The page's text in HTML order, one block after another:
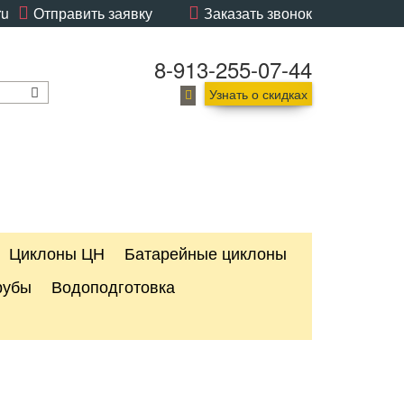
Заказать звонок
Отправить заявку
8-913-255-07-44
Узнать о скидках
Циклоны ЦН
Батарейные циклоны
Водоподготовка